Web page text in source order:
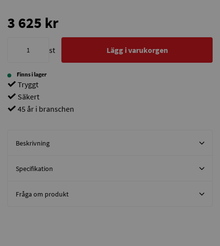
3 625 kr
st Lägg i varukorgen
Finns i lager
Tryggt
Säkert
45 år i branschen
Beskrivning
Specifikation
Fråga om produkt